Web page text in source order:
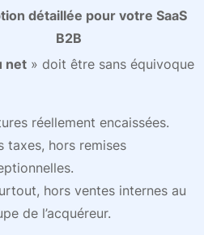
détaillée pour votre SaaS
B2B
net » doit être sans équivoque
réellement encaissées.
taxes, hors remises
hors ventes internes au
de l’acquéreur.